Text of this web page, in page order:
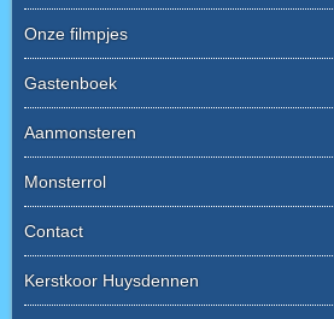
Onze filmpjes
Gastenboek
Aanmonsteren
Monsterrol
Contact
Kerstkoor Huysdennen